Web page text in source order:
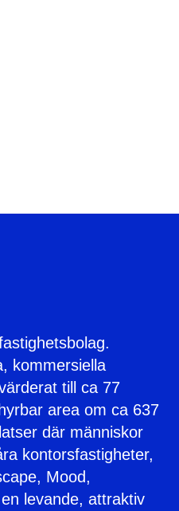
kommersiella
till ca 77
area om ca 637
där människor
kontorsfastigheter,
Mood,
levande, attraktiv